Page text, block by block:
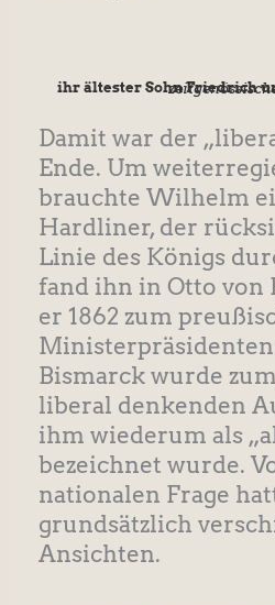
ihr ältester Sohn Friedrich
Damit war der
Ende. Um
brauchte Wilhelm
Hardliner, der
Linie des Königs
fand ihn in Otto von
er 1862 zum
Bismarck wurde
liberal denkenden
ihm wiederum als
bezeichnet wurde.
nationalen Frage
grundsätzlich
Ansichten.